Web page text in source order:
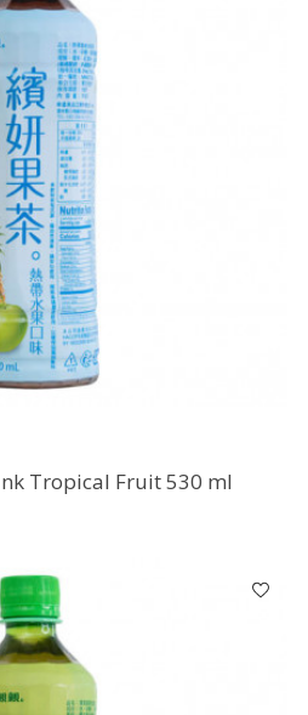
Tropical Fruit 530 ml